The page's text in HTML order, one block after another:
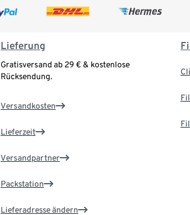
Lieferung
Gratisversand ab 29 € & kostenlose
Rücksendung.
Versandkosten
Lieferzeit
Versandpartner
Packstation
Lieferadresse ändern